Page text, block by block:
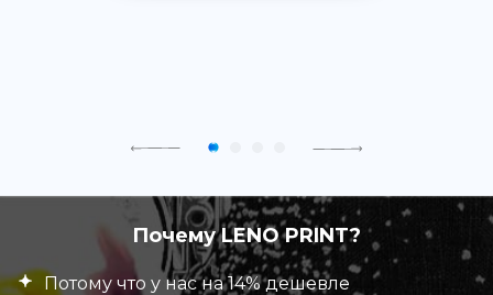
Почему LENO PRINT?
Потому что у нас на 14% дешевле